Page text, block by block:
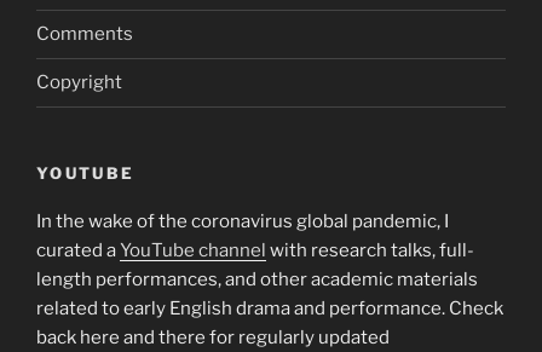
Comments
Copyright
YOUTUBE
In the wake of the coronavirus global pandemic, I
curated aYouTube channel with research talks, full-
length performances, and other academic materials
related to early English drama and performance. Check
back here and there for regularly updated